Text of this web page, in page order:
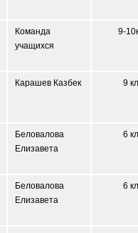
Команда
учащихся
9-
Карашев Казбек 9 кл
Беловалова
Елизавета
6 кл
Беловалова
Елизавета
6 кл